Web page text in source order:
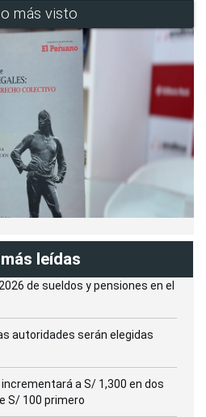
más visto
leídas
de sueldos y pensiones en el
autoridades serán elegidas
a S/ 1,300 en dos
S/ 100 primero